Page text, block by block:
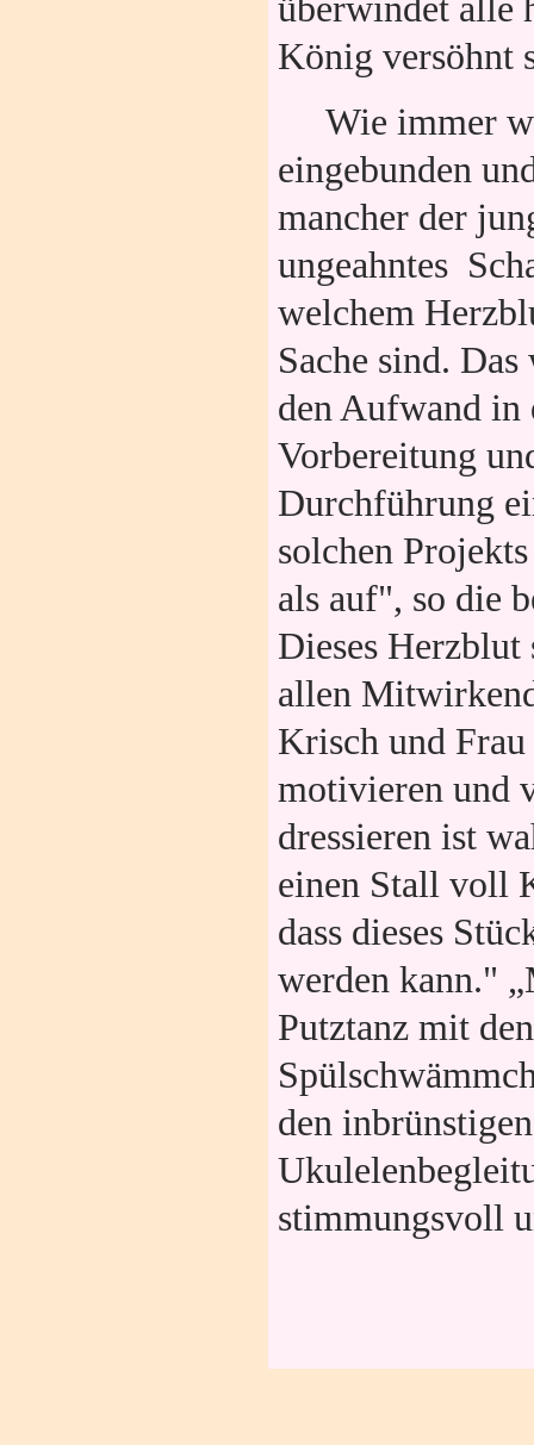
überwindet alle
König versöhnt
Wie immer
eingebunden
mancher der
ungeahntes
welchem
Sache sind. Das
den Aufwand in
Vorbereitung
Durchführung
solchen
als auf", so die
Dieses Herzblut
allen
Krisch und
motivieren und
dressieren ist
einen Stall voll
dass dieses
werden kann."
Putztanz mit
den
stimmungsvoll